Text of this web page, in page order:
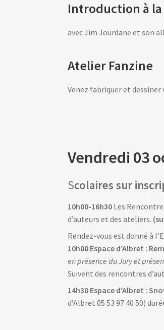
Introduction à
avec Jim Jourdane et son
Atelier Fanzine
Venez fabriquer et
Vendredi 03
Scolaires sur
10h00-16h30 Les
d’auteurs et des ateliers.
Rendez-vous est donné à
10h00 Espace d’Albret :
en présence du Jury et
Suivent des rencontres
14h30 Espace d’Albret :
d’Albret 05 53 97 40 50)